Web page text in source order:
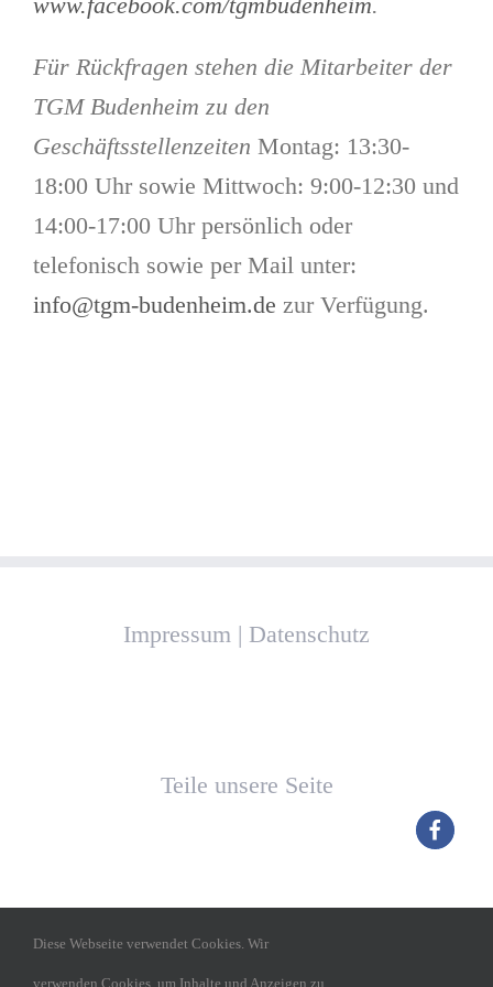
Für Rückfragen stehen die Mitarbeiter der
TGM Budenheim zu den
Geschäftsstellenzeiten Montag: 13:30-
18:00 Uhr sowie Mittwoch: 9:00-12:30 und
14:00-17:00 Uhr persönlich oder
telefonisch sowie per Mail unter:
info@tgm-budenheim.de zur Verfügung.
Impressum | Datenschutz
Teile unsere Seite
Diese Webseite verwendet Cookies. Wir
verwenden Cookies, um Inhalte und Anzeigen zu